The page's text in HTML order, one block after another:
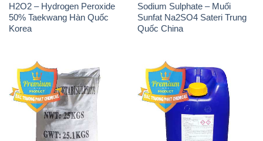
H2O2 – Hydrogen Peroxide
50% Taekwang Hàn Quốc
Korea
Sodium Sulphate – Muối
Sunfat Na2SO4 Sateri Trung
Quốc China